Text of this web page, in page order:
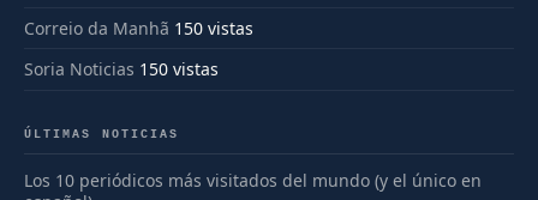
Correio da Manhã 150 vistas
Soria Noticias 150 vistas
ÚLTIMAS NOTICIAS
Los 10 periódicos más visitados del mundo (y el único en